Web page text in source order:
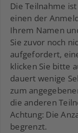
Die Teilnahme
einen der
Ihrem Namen
Sie zuvor noch
aufgefordert,
klicken Sie bitte
dauert wenige
zum
die anderen
Achtung: Die
begrenzt.